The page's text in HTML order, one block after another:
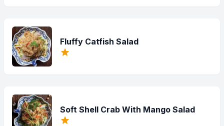
Fluffy Catfish Salad
Soft Shell Crab With Mango Salad